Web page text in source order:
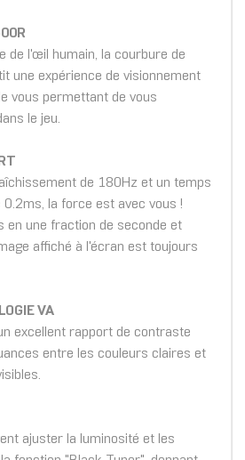
de l'œil humain, la courbure de
une expérience de visionnement
vous permettant de vous
le jeu.
de 180Hz et un temps
0.2ms, la force est avec vous !
en une fraction de seconde et
affiché à l'écran est toujours
VA
excellent rapport de contraste
entre les couleurs claires et
ajuster la luminosité et les